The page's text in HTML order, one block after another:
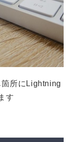
所にLightning
す